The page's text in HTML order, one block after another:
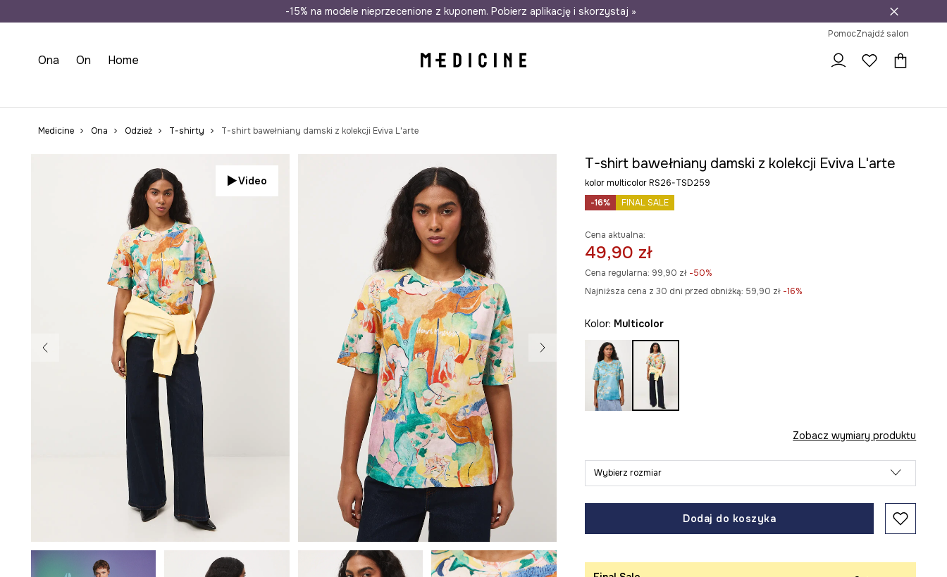
Wysyłka nawet w 24h Darmowa dostawa do salonów 30 dni na zwrot
-15% na modele nieprzecenione z kuponem. Pobierz aplikację i skorzystaj »
PomocZnajdź salon
Ona On Home
Medicine Ona Odzież T-shirty T-shirt bawełniany damski z kolekcji Eviva L'arte
Video
T-shirt bawełniany damski z kolekcji Eviva L'arte
kolor multicolor RS26-TSD259
-16%
FINAL SALE
Cena aktualna:
49,90 zł
Cena regularna: 99,90 zł-50%
Najniższa cena z 30 dni przed obniżką: 59,90 zł -16%
Kolor: multicolor
Zobacz wymiary produktu
Wybierz rozmiar
Dodaj do koszyka